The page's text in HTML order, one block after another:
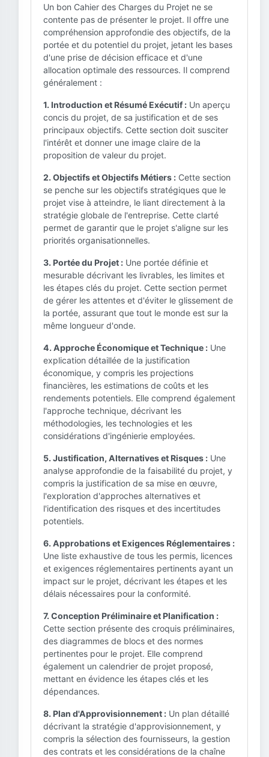
Un bon Cahier des Charges du Projet ne se
contente pas de présenter le projet. Il offre une
compréhension approfondie des objectifs, de la
portée et du potentiel du projet, jetant les bases
d'une prise de décision efficace et d'une
allocation optimale des ressources. Il comprend
généralement :
1. Introduction et Résumé Exécutif : Un aperçu
concis du projet, de sa justification et de ses
principaux objectifs. Cette section doit susciter
l'intérêt et donner une image claire de la
proposition de valeur du projet.
2. Objectifs et Objectifs Métiers : Cette section
se penche sur les objectifs stratégiques que le
projet vise à atteindre, le liant directement à la
stratégie globale de l'entreprise. Cette clarté
permet de garantir que le projet s'aligne sur les
priorités organisationnelles.
3. Portée du Projet : Une portée définie et
mesurable décrivant les livrables, les limites et
les étapes clés du projet. Cette section permet
de gérer les attentes et d'éviter le glissement de
la portée, assurant que tout le monde est sur la
même longueur d'onde.
4. Approche Économique et Technique : Une
explication détaillée de la justification
économique, y compris les projections
financières, les estimations de coûts et les
rendements potentiels. Elle comprend également
l'approche technique, décrivant les
méthodologies, les technologies et les
considérations d'ingénierie employées.
5. Justification, Alternatives et Risques : Une
analyse approfondie de la faisabilité du projet, y
compris la justification de sa mise en œuvre,
l'exploration d'approches alternatives et
l'identification des risques et des incertitudes
potentiels.
6. Approbations et Exigences Réglementaires :
Une liste exhaustive de tous les permis, licences
et exigences réglementaires pertinents ayant un
impact sur le projet, décrivant les étapes et les
délais nécessaires pour la conformité.
7. Conception Préliminaire et Planification :
Cette section présente des croquis préliminaires,
des diagrammes de blocs et des normes
pertinentes pour le projet. Elle comprend
également un calendrier de projet proposé,
mettant en évidence les étapes clés et les
dépendances.
8. Plan d'Approvisionnement : Un plan détaillé
décrivant la stratégie d'approvisionnement, y
compris la sélection des fournisseurs, la gestion
des contrats et les considérations de la chaîne